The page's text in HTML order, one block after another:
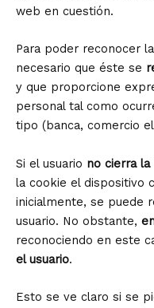
web en cuestión.
Para poder reconocer
necesario que éste se
y que proporcione
personal tal como
tipo (banca, comercio
Si el usuario no cierra la
la cookie el dispositivo
inicialmente, se puede
usuario. No obstante,
reconociendo en este
el usuario.
Esto se ve claro si se